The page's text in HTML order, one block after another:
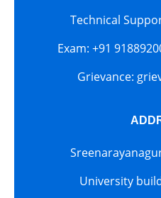
Technical
Exam: +91
Grievance:
University